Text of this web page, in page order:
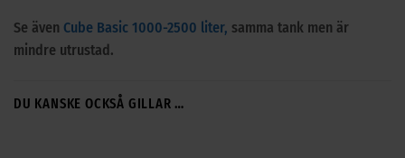
Se även Cube Basic 1000-2500 liter, samma tank men är
mindre utrustad.
DU KANSKE OCKSÅ GILLAR …